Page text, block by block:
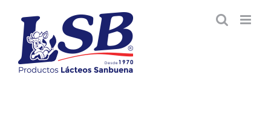
contenido